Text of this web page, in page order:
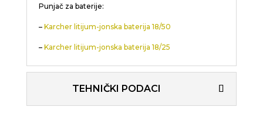
Punjač za baterije:
– Karcher litijum-jonska baterija 18/50
– Karcher litijum-jonska baterija 18/25
TEHNIČKI PODACI